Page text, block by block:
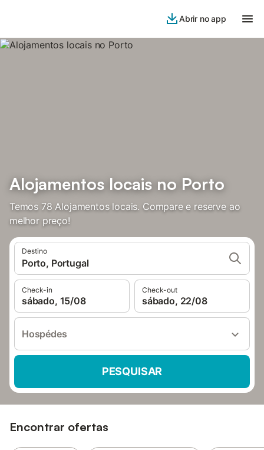
Abrir no app
Alojamentos locais no Porto
Temos 78 Alojamentos locais. Compare e reserve ao
melhor preço!
Destino
Porto, Portugal
Check-in
sábado, 15/08
Check-out
sábado, 22/08
Hospédes
PESQUISAR
Encontrar ofertas